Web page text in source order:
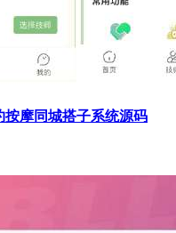
按摩同城搭子系统源码